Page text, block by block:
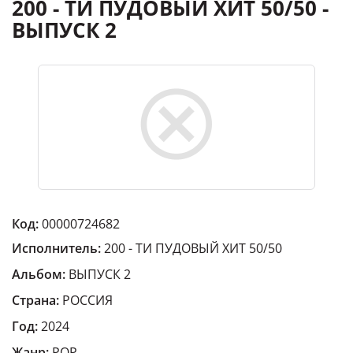
200 - ТИ ПУДОВЫЙ ХИТ 50/50 -
ВЫПУСК 2
Код:00000724682
Исполнитель:200 - ТИ ПУДОВЫЙ ХИТ 50/50
Альбом: ВЫПУСК 2
Страна: РОССИЯ
Год:2024